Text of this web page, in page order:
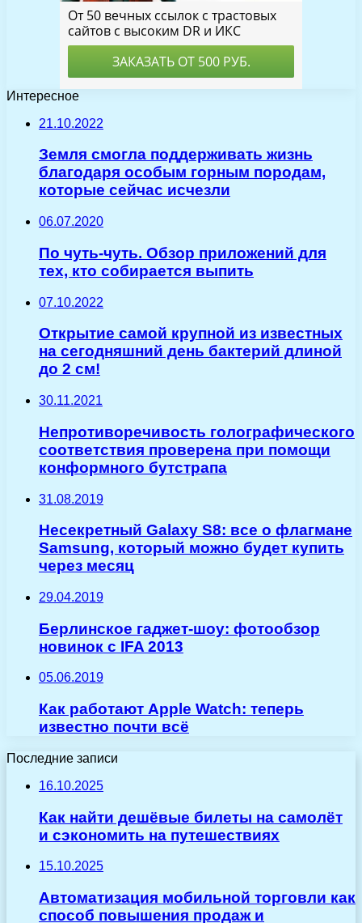
Интересное
21.10.2022
Земля смогла поддерживать жизнь
благодаря особым горным породам,
которые сейчас исчезли
06.07.2020
По чуть-чуть. Обзор приложений для
тех, кто собирается выпить
07.10.2022
Открытие самой крупной из известных
на сегодняшний день бактерий длиной
до 2 см!
30.11.2021
Непротиворечивость голографического
соответствия проверена при помощи
конформного бутстрапа
31.08.2019
Несекретный Galaxy S8: все о флагмане
Samsung, который можно будет купить
через месяц
29.04.2019
Берлинское гаджет-шоу: фотообзор
новинок с IFA 2013
05.06.2019
Как работают Apple Watch: теперь
известно почти всё
Последние записи
16.10.2025
Как найти дешёвые билеты на самолёт
и сэкономить на путешествиях
15.10.2025
Автоматизация мобильной торговли как
способ повышения продаж и